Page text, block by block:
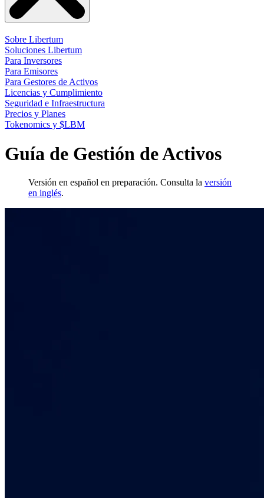
Sobre Libertum
Soluciones Libertum
Para Inversores
Para Emisores
Para Gestores de Activos
Licencias y Cumplimiento
Seguridad e Infraestructura
Precios y Planes
Tokenomics y $LBM
Guía de Gestión de Activos
Versión en español en preparación. Consulta la versión
en inglés.